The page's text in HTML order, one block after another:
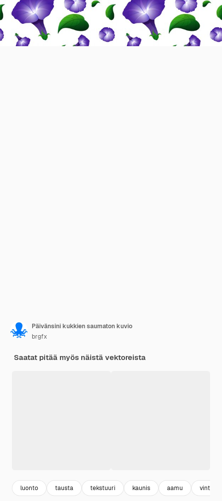
Päivänsini kukkien saumaton kuvio
brgfx
Saatat pitää myös näistä vektoreista
luonto tausta tekstuuri kaunis aamu vintage